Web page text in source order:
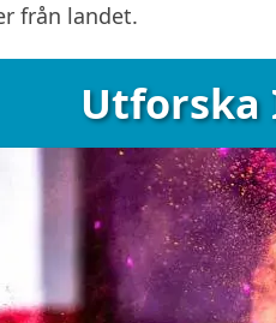
från landet.
Utforska